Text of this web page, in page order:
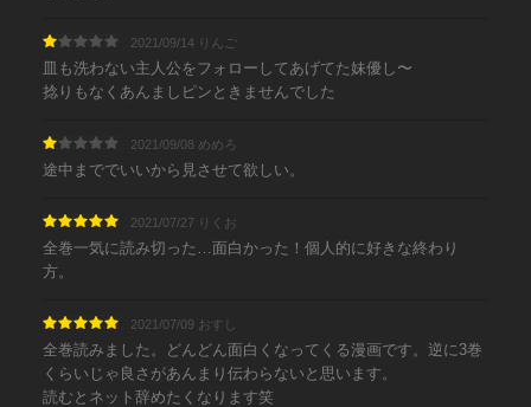
2021/09/14 りんご
皿も洗わない主人公をフォローしてあげてた妹優し〜
捻りもなくあんましピンときませんでした
2021/09/08 めめろ
途中まででいいから見させて欲しい。
2021/07/27 りくお
全巻一気に読み切った…面白かった！個人的に好きな終わり
方。
2021/07/09 おすし
全巻読みました。どんどん面白くなってくる漫画です。逆に3巻
くらいじゃ良さがあんまり伝わらないと思います。
読むとネット辞めたくなります笑